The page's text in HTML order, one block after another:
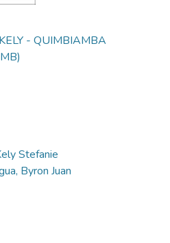
- QUIMBIAMBA
Stefanie
Byron Juan